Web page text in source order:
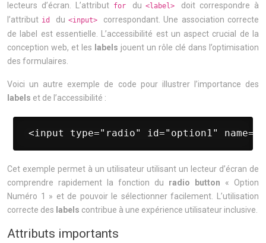
lecteurs d’écran. L’attribut for du<label> doit correspondre à
l’attribut id du<input> correspondant. Une association correcte
de label est essentielle. L’accessibilité est un aspect crucial de la
conception web, et les labels jouent un rôle clé dans l’optimisation
des formulaires.
Voici un autre exemple de code pour illustrer l’importance des
labels et de l’accessibilité :
<input type="radio" id="option1"
Cet exemple permet à un utilisateur utilisant un lecteur d’écran de
comprendre rapidement la fonction du radio button « Option
Numéro 1 » et de pouvoir le sélectionner facilement. L’utilisation
correcte des labels contribue à une expérience utilisateur inclusive.
Attributs importants